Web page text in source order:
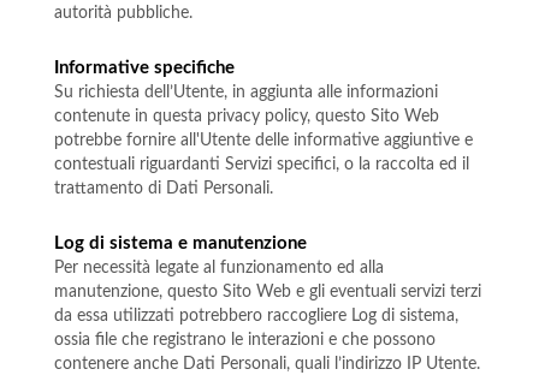
autorità pubbliche.
Informative specifiche
Su richiesta dell’Utente, in aggiunta alle informazioni
contenute in questa privacy policy, questo Sito Web
potrebbe fornire all'Utente delle informative aggiuntive e
contestuali riguardanti Servizi specifici, o la raccolta ed il
trattamento di Dati Personali.
Log di sistema e manutenzione
Per necessità legate al funzionamento ed alla
manutenzione, questo Sito Web e gli eventuali servizi terzi
da essa utilizzati potrebbero raccogliere Log di sistema,
ossia file che registrano le interazioni e che possono
contenere anche Dati Personali, quali l’indirizzo IP Utente.